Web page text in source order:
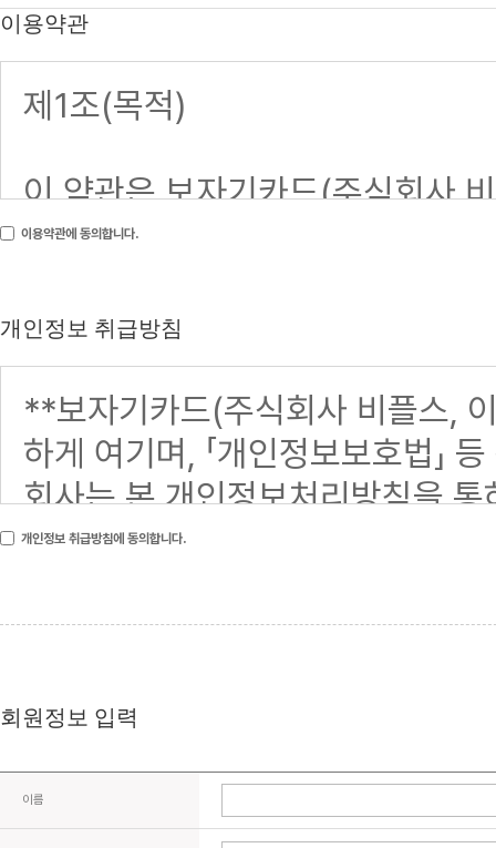
이용약관
이용약관에 동의합니다.
개인정보 취급방침
개인정보 취급방침에 동의합니다.
회원정보 입력
이름